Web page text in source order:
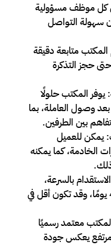
موظف مسؤولية
سهولة التواصل
متابعة دقيقة
حجز التذكرة
المكتب حلولًا
وصول العاملة، بما
بين الطرفين.
يمكن للعميل
الخادمة، كما يمكنه
بالسرعة،
حيث تتراوح المدة بين شهر إلى 45 يومًا، وقد تكون أقل في
معتمد رسميًا
يعكس جودة